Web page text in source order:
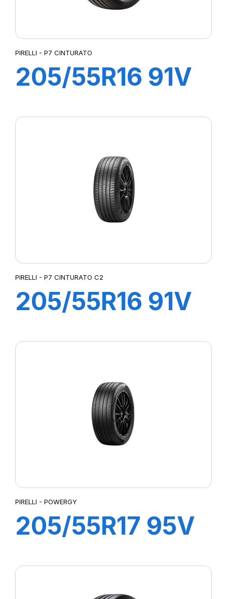
PIRELLI - P7 CINTURATO
205/55R16 91V
PIRELLI - P7 CINTURATO C2
205/55R16 91V
PIRELLI - POWERGY
205/55R17 95V